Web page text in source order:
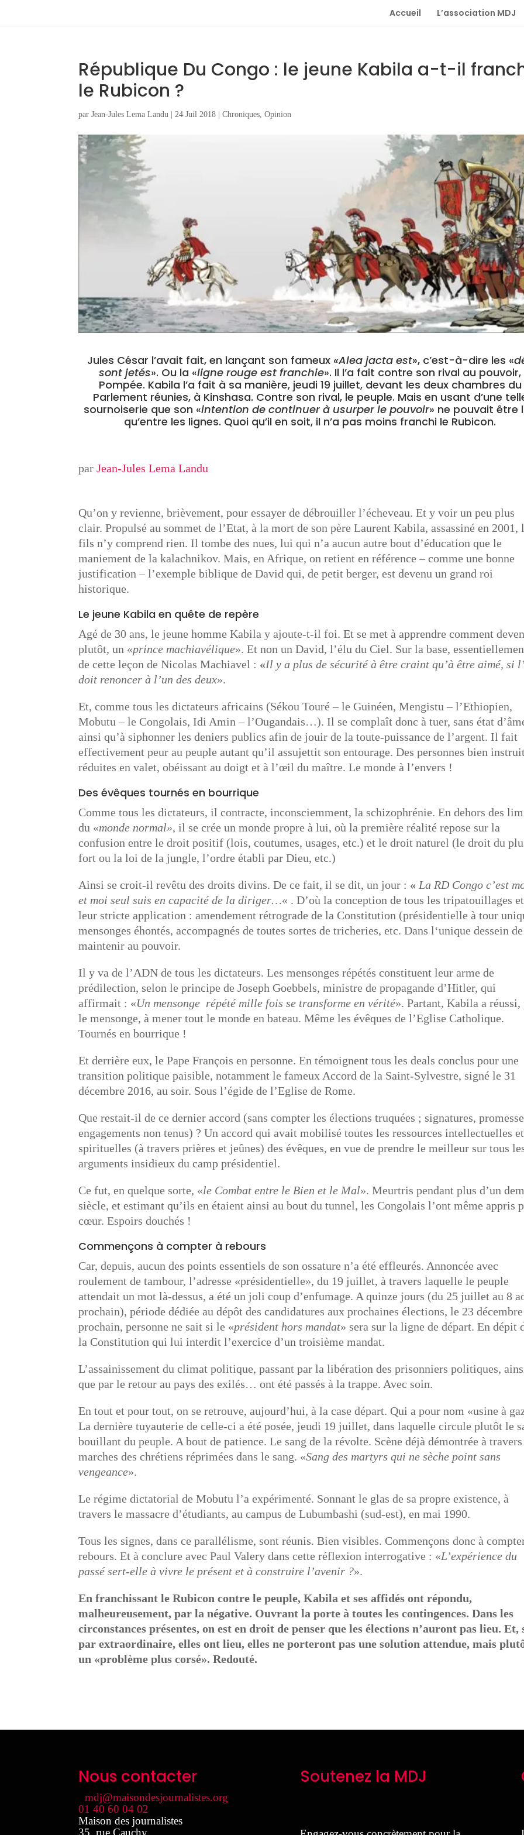
Accueil L’association MDJ
République Du Congo : le jeune Kabila a-t-il
le Rubicon ?
parJean-Jules Lema Landu |24 Juil 2018 |Chroniques,Opinion
Jules César l’avait fait, en lançant son fameux «Alea jacta est», c’est-à-dire les «
sont jetés». Ou la «ligne rouge est franchie». Il l’a fait contre son rival au pouvoir,
Pompée. Kabila l’a fait à sa manière, jeudi 19 juillet, devant les deux chambres du
Parlement réunies, à Kinshasa. Contre son rival, le peuple. Mais en usant d’une
sournoiserie que son «intention de continuer à usurper le pouvoir» ne pouvait être
qu’entre les lignes. Quoi qu’il en soit, il n’a pas moins franchi le Rubicon.
parJean-Jules Lema Landu
Qu’on y revienne, brièvement, pour essayer de débrouiller l’écheveau. Et y voir un peu plus
clair. Propulsé au sommet de l’Etat, à la mort de son père Laurent Kabila, assassiné en 2001,
fils n’y comprend rien. Il tombe des nues, lui qui n’a aucun autre bout d’éducation que le
maniement de la kalachnikov. Mais, en Afrique, on retient en référence – comme une bonne
justification – l’exemple biblique de David qui, de petit berger, est devenu un grand roi
historique.
Le jeune Kabila en quête de repère
Agé de 30 ans, le jeune homme Kabila y ajoute-t-il foi. Et se met à apprendre comment
plutôt, un «prince machiavélique». Et non un David, l’élu du Ciel. Sur la base,
de cette leçon de Nicolas Machiavel : «Il y a plus de sécurité à être craint qu’à être aimé, si
doit renoncer à l’un des deux».
Et, comme tous les dictateurs africains (Sékou Touré – le Guinéen, Mengistu – l’Ethiopien,
Mobutu – le Congolais, Idi Amin – l’Ougandais…). Il se complaît donc à tuer, sans état
ainsi qu’à siphonner les deniers publics afin de jouir de la toute-puissance de l’argent. Il fait
effectivement peur au peuple autant qu’il assujettit son entourage. Des personnes bien
réduites en valet, obéissant au doigt et à l’œil du maître. Le monde à l’envers !
Des évêques tournés en bourrique
Comme tous les dictateurs, il contracte, inconsciemment, la schizophrénie. En dehors des
du «monde normal», il se crée un monde propre à lui, où la première réalité repose sur la
confusion entre le droit positif (lois, coutumes, usages, etc.) et le droit naturel (le droit du
fort ou la loi de la jungle, l’ordre établi par Dieu, etc.)
Ainsi se croit-il revêtu des droits divins. De ce fait, il se dit, un jour : « La RD Congo c’est
et moi seul suis en capacité de la diriger…« . D’où la conception de tous les tripatouillages et
leur stricte application : amendement rétrograde de la Constitution (présidentielle à tour
mensonges éhontés, accompagnés de toutes sortes de tricheries, etc. Dans l‘unique dessein de
maintenir au pouvoir.
Il y va de l’ADN de tous les dictateurs. Les mensonges répétés constituent leur arme de
prédilection, selon le principe de Joseph Goebbels, ministre de propagande d’Hitler, qui
affirmait : «Un mensonge répété mille fois se transforme en vérité». Partant, Kabila a réussi,
le mensonge, à mener tout le monde en bateau. Même les évêques de l’Eglise Catholique.
Tournés en bourrique !
Et derrière eux, le Pape François en personne. En témoignent tous les deals conclus pour une
transition politique paisible, notamment le fameux Accord de la Saint-Sylvestre, signé le 31
décembre 2016, au soir. Sous l’égide de l’Eglise de Rome.
Que restait-il de ce dernier accord (sans compter les élections truquées ; signatures,
engagements non tenus) ? Un accord qui avait mobilisé toutes les ressources intellectuelles et
spirituelles (à travers prières et jeûnes) des évêques, en vue de prendre le meilleur sur tous
arguments insidieux du camp présidentiel.
Ce fut, en quelque sorte, «le Combat entre le Bien et le Mal». Meurtris pendant plus d’un
siècle, et estimant qu’ils en étaient ainsi au bout du tunnel, les Congolais l’ont même appris
cœur. Espoirs douchés !
Commençons à compter à rebours
Car, depuis, aucun des points essentiels de son ossature n’a été effleurés. Annoncée avec
roulement de tambour, l’adresse «présidentielle», du 19 juillet, à travers laquelle le peuple
attendait un mot là-dessus, a été un joli coup d’enfumage. A quinze jours (du 25 juillet au 8
prochain), période dédiée au dépôt des candidatures aux prochaines élections, le 23 décembre
prochain, personne ne sait si le «président hors mandat» sera sur la ligne de départ. En dépit
la Constitution qui lui interdit l’exercice d’un troisième mandat.
L’assainissement du climat politique, passant par la libération des prisonniers politiques,
que par le retour au pays des exilés… ont été passés à la trappe. Avec soin.
En tout et pour tout, on se retrouve, aujourd’hui, à la case départ. Qui a pour nom «usine à
La dernière tuyauterie de celle-ci a été posée, jeudi 19 juillet, dans laquelle circule plutôt le
bouillant du peuple. A bout de patience. Le sang de la révolte. Scène déjà démontrée à travers
marches des chrétiens réprimées dans le sang. «Sang des martyrs qui ne sèche point sans
vengeance».
Le régime dictatorial de Mobutu l’a expérimenté. Sonnant le glas de sa propre existence, à
travers le massacre d’étudiants, au campus de Lubumbashi (sud-est), en mai 1990.
Tous les signes, dans ce parallélisme, sont réunis. Bien visibles. Commençons donc à
rebours. Et à conclure avec Paul Valery dans cette réflexion interrogative : «L’expérience du
passé sert-elle à vivre le présent et à construire l’avenir ?».
En franchissant le Rubicon contre le peuple, Kabila et ses affidés ont répondu,
malheureusement, par la négative. Ouvrant la porte à toutes les contingences. Dans les
circonstances présentes, on est en droit de penser que les élections n’auront pas lieu. Et,
par extraordinaire, elles ont lieu, elles ne porteront pas une solution attendue, mais
un «problème plus corsé». Redouté.
Nous contacter
mdj@maisondesjournalistes.org
01 40 60 04 02
Maison des journalistes
35, rue Cauchy
Soutenez la MDJ